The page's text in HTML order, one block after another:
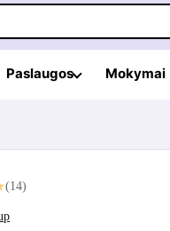
Paslaugos Mokymai
(14)